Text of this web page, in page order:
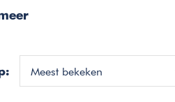
Meest bekeken